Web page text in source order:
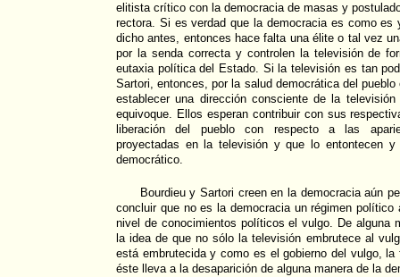
elitista crítico con la democracia de masas y
rectora. Si es verdad que la democracia es como
dicho antes, entonces hace falta una élite o tal vez
por la senda correcta y controlen la televisión de
eutaxia política del Estado. Si la televisión es tan
Sartori, entonces, por la salud democrática del
establecer una dirección consciente de la
equivoque. Ellos esperan contribuir con sus
liberación del pueblo con respecto a las
proyectadas en la televisión y que lo entontecen y
democrático.
Bourdieu y Sartori creen en la democracia aún
concluir que no es la democracia un régimen político
nivel de conocimientos políticos el vulgo. De alguna
la idea de que no sólo la televisión embrutece al
está embrutecida y como es el gobierno del vulgo,
éste lleva a la desaparición de alguna manera de la